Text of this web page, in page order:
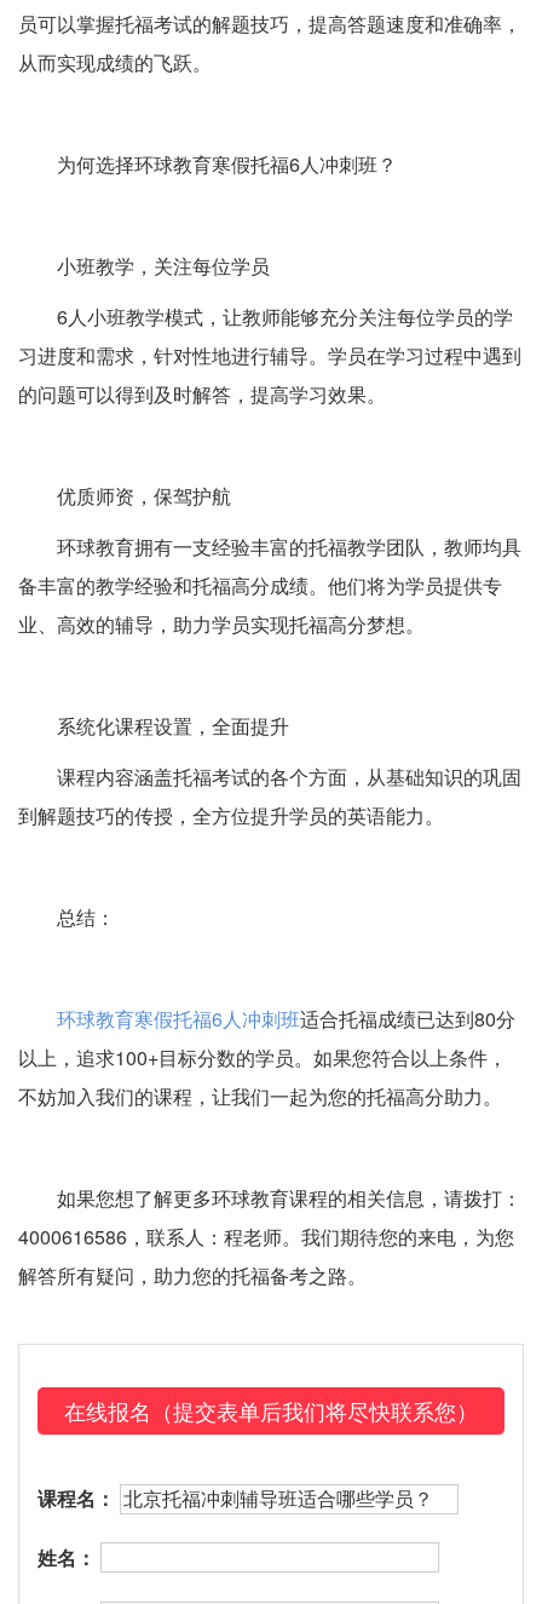
员可以掌握托福考试的解题技巧，提高答题速度和准确率，
从而实现成绩的飞跃。
为何选择环球教育寒假托福6人冲刺班？
小班教学，关注每位学员
6人小班教学模式，让教师能够充分关注每位学员的学
习进度和需求，针对性地进行辅导。学员在学习过程中遇到
的问题可以得到及时解答，提高学习效果。
优质师资，保驾护航
环球教育拥有一支经验丰富的托福教学团队，教师均具
备丰富的教学经验和托福高分成绩。他们将为学员提供专
业、高效的辅导，助力学员实现托福高分梦想。
系统化课程设置，全面提升
课程内容涵盖托福考试的各个方面，从基础知识的巩固
到解题技巧的传授，全方位提升学员的英语能力。
总结：
环球教育寒假托福6人冲刺班适合托福成绩已达到80分
以上，追求100+目标分数的学员。如果您符合以上条件，
不妨加入我们的课程，让我们一起为您的托福高分助力。
如果您想了解更多环球教育课程的相关信息，请拨打：
4000616586，联系人：程老师。我们期待您的来电，为您
解答所有疑问，助力您的托福备考之路。
在线报名（提交表单后我们将尽快联系您）
课程名：
姓名：